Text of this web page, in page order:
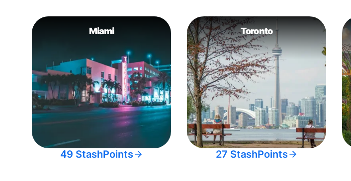
Miami
49 StashPoints
Toronto
27 StashPoints